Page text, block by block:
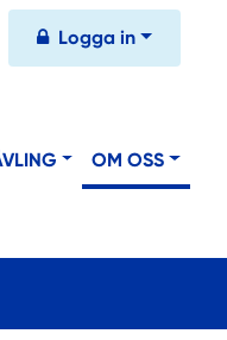
Logga in
OM OSS